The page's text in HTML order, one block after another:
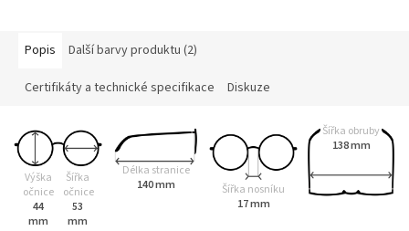
Popis Další barvy produktu (2)
Certifikáty a technické specifikace Diskuze
Výška
očnice
44
mm
Šířka
očnice
53
mm
Délka stranice
140 mm
Šířka nosníku
17 mm
Šířka obruby
138 mm